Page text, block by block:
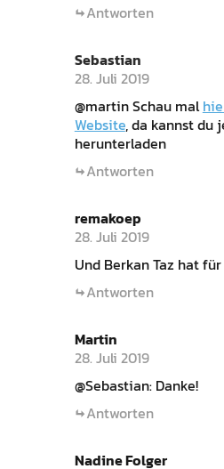
Antworten
Sebastian
28. Juli 2019
@martin Schau mal
Website, da kannst du
herunterladen
Antworten
remakoep
28. Juli 2019
Und Berkan Taz hat
Antworten
Martin
28. Juli 2019
@Sebastian: Danke!
Antworten
Nadine Folger